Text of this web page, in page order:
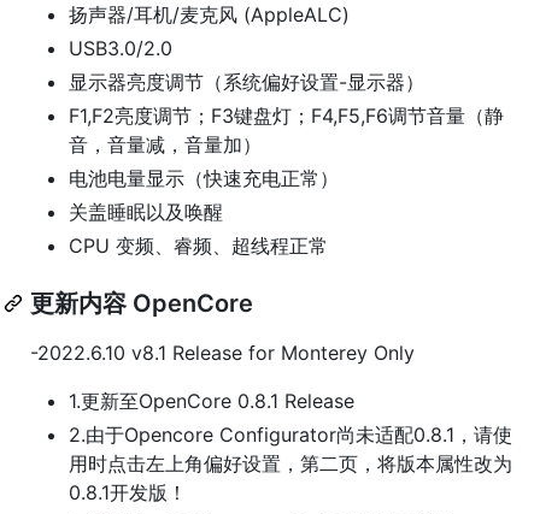
扬声器/耳机/麦克风 (AppleALC)
USB3.0/2.0
显示器亮度调节（系统偏好设置-显示器）
F1,F2亮度调节；F3键盘灯；F4,F5,F6调节音量（静
音，音量减，音量加）
电池电量显示（快速充电正常）
关盖睡眠以及唤醒
CPU 变频、睿频、超线程正常
更新内容 OpenCore
-2022.6.10 v8.1 Release for Monterey Only
1.更新至OpenCore 0.8.1 Release
2.由于Opencore Configurator尚未适配0.8.1，请使
用时点击左上角偏好设置，第二页，将版本属性改为
0.8.1开发版！